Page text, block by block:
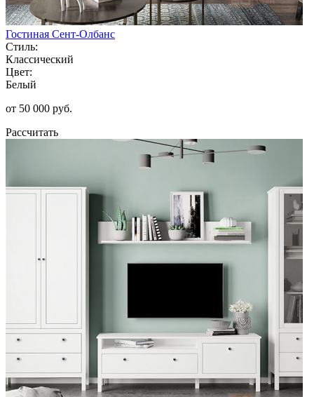
Гостиная Сент-Олбанс
Стиль:
Классический
Цвет:
Белый
от 50 000 руб.
Рассчитать